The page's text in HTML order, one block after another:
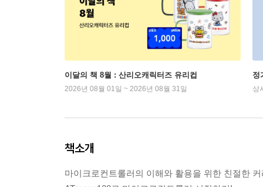
이달의 책 8월 : 산리오캐릭터즈 유리컵
2026년 08월 01일 ~ 2026년 08월 31일
정
상
책소개
마이크로컨트롤러의 이해와 활용을 위한 친절한